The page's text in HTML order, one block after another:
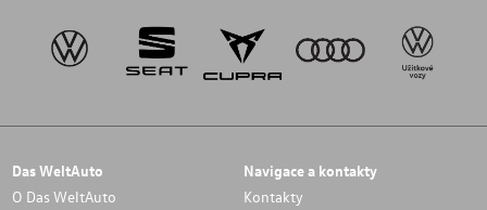
Das WeltAuto
O Das WeltAuto
Navigace a kontakty
Kontakty